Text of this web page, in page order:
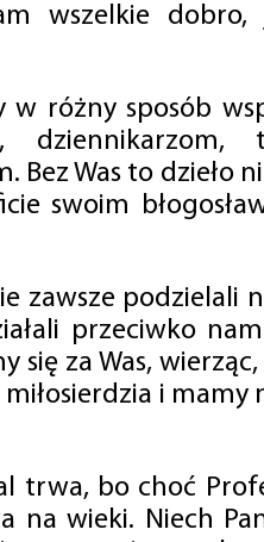
wszelkie dobro,
różny sposób
Was to dzieło
swoim
zawsze podzielali
przeciwko
się za Was,
i mamy
trwa, bo choć
na wieki. Niech